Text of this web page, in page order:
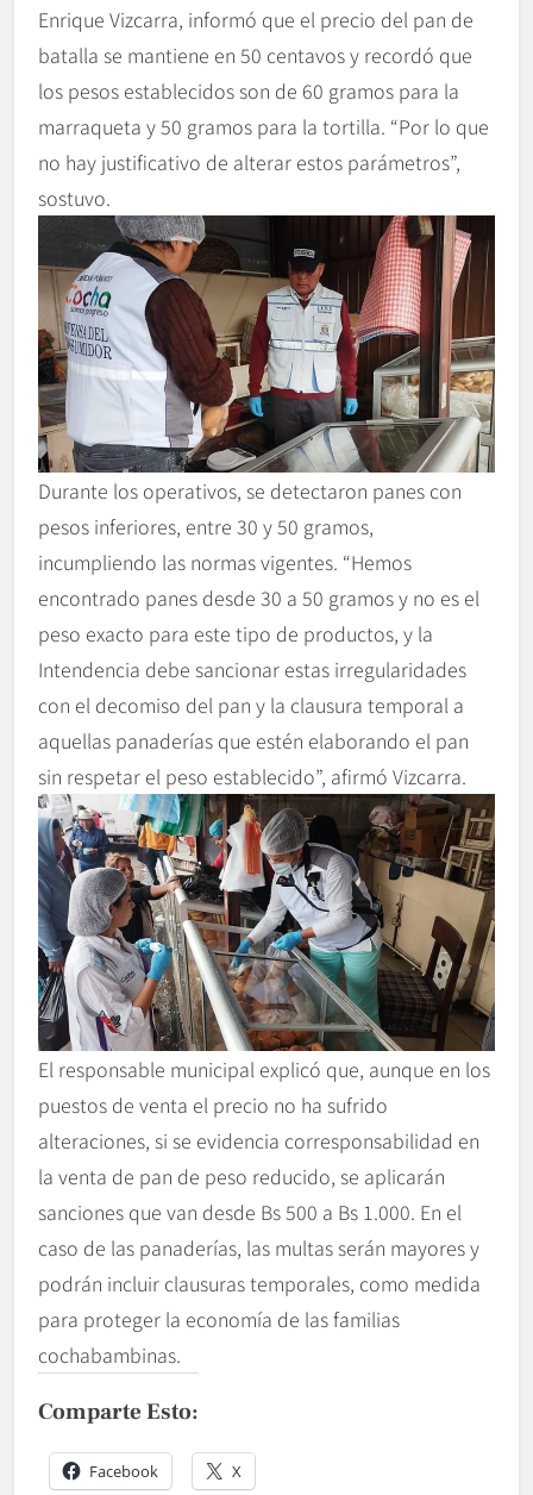
Enrique Vizcarra, informó que el precio del pan de
batalla se mantiene en 50 centavos y recordó que
los pesos establecidos son de 60 gramos para la
marraqueta y 50 gramos para la tortilla. “Por lo que
no hay justificativo de alterar estos parámetros”,
sostuvo.
Durante los operativos, se detectaron panes con
pesos inferiores, entre 30 y 50 gramos,
incumpliendo las normas vigentes. “Hemos
encontrado panes desde 30 a 50 gramos y no es el
peso exacto para este tipo de productos, y la
Intendencia debe sancionar estas irregularidades
con el decomiso del pan y la clausura temporal a
aquellas panaderías que estén elaborando el pan
sin respetar el peso establecido”, afirmó Vizcarra.
El responsable municipal explicó que, aunque en los
puestos de venta el precio no ha sufrido
alteraciones, si se evidencia corresponsabilidad en
la venta de pan de peso reducido, se aplicarán
sanciones que van desde Bs 500 a Bs 1.000. En el
caso de las panaderías, las multas serán mayores y
podrán incluir clausuras temporales, como medida
para proteger la economía de las familias
cochabambinas.
Comparte Esto:
Facebook X